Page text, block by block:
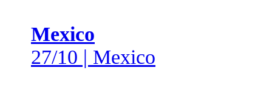
Mexico
27/10 | Mexico